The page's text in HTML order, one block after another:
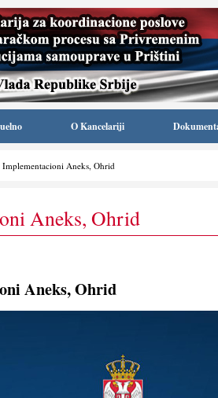
O Kancelariji
Implementacioni Aneks, Ohrid
Aneks, Ohrid
Aneks, Ohrid